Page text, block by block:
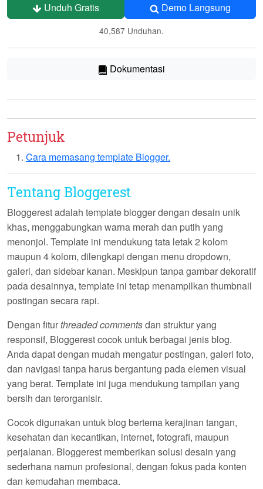
Unduh Gratis Demo Langsung
40,587 Unduhan.
Dokumentasi
Petunjuk
Cara memasang template Blogger.
Tentang Bloggerest
Bloggerestadalah template blogger dengan desain unik
khas, menggabungkan warna merah dan putih yang
menonjol. Template ini mendukung tata letak 2 kolom
maupun 4 kolom, dilengkapi dengan menu dropdown,
galeri, dan sidebar kanan. Meskipun tanpa gambar dekoratif
pada desainnya, template ini tetap menampilkan thumbnail
postingan secara rapi.
Dengan fiturthreaded commentsdan struktur yang
responsif, Bloggerest cocok untuk berbagai jenis blog.
Anda dapat dengan mudah mengatur postingan, galeri foto,
dan navigasi tanpa harus bergantung pada elemen visual
yang berat. Template ini juga mendukung tampilan yang
bersih dan terorganisir.
Cocok digunakan untuk blog bertema kerajinan tangan,
kesehatan dan kecantikan, internet, fotografi, maupun
perjalanan. Bloggerest memberikan solusi desain yang
sederhana namun profesional, dengan fokus pada konten
dan kemudahan membaca.